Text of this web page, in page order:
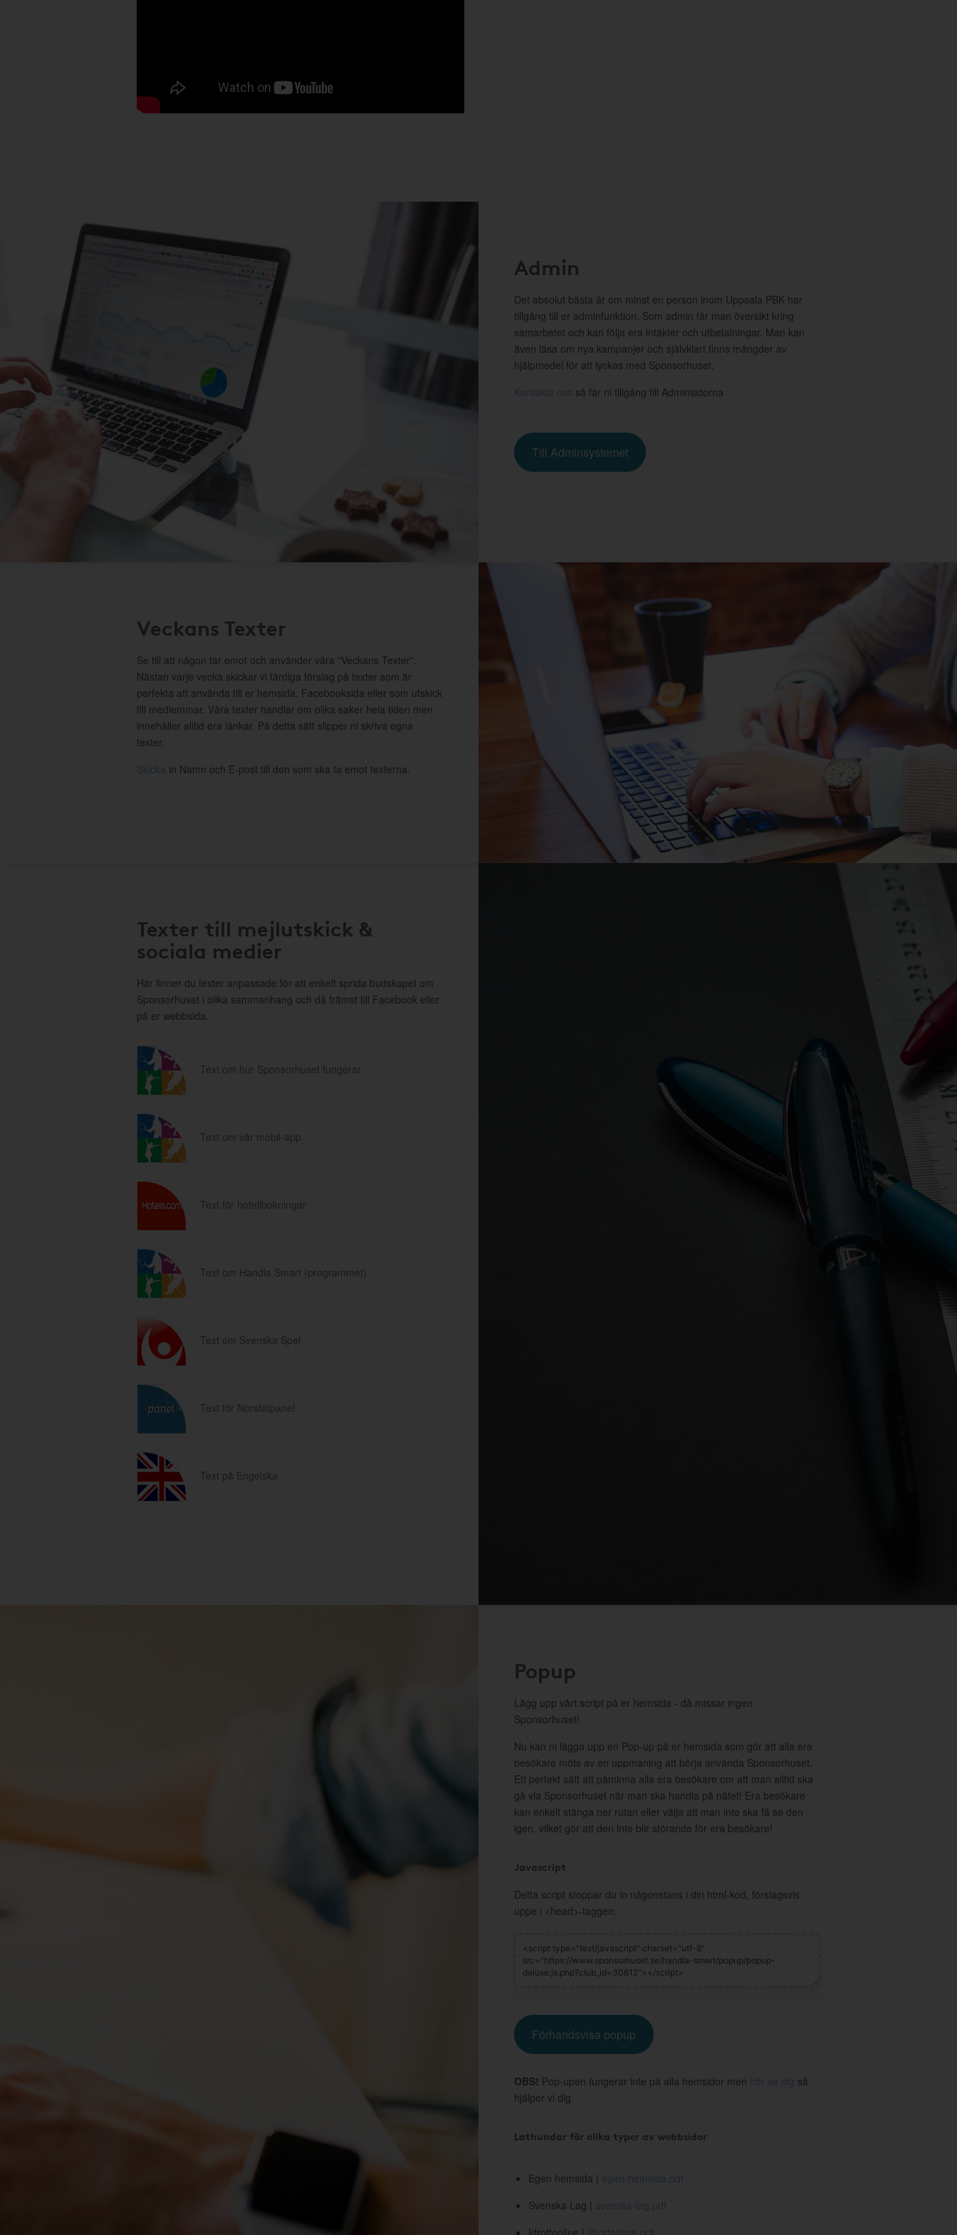
Admin
Det absolut bästa är om minst en person inom Uppsala PBK har
tillgång till er adminfunktion. Som admin får man översikt kring
samarbetet och kan följa era intäkter och utbetalningar. Man kan
även läsa om nya kampanjer och självklart finns mängder av
hjälpmedel för att lyckas med Sponsorhuset.
Kontakta oss så får ni tillgång till Adminsidorna
Till Adminsystemet
Veckans Texter
Se till att någon tar emot och använder våra ”Veckans Texter”.
Nästan varje vecka skickar vi färdiga förslag på texter som är
perfekta att använda till er hemsida, Facebooksida eller som utskick
till medlemmar. Våra texter handlar om olika saker hela tiden men
innehåller alltid era länkar. På detta sätt slipper ni skriva egna
texter.
Skicka in Namn och E-post till den som ska ta emot texterna.
Texter till mejlutskick &
sociala medier
Här finner du texter anpassade för att enkelt sprida budskapet om
Sponsorhuset i olika sammanhang och då främst till Facebook eller
på er webbsida.
Text om hur Sponsorhuset fungerar
Text om vår mobil-app
Text för hotellbokningar
Text om Handla Smart (programmet)
Text om Svenska Spel
Text för Norstatpanel
Text på Engelska
Popup
Lägg upp vårt script på er hemsida - då missar ingen
Sponsorhuset!
Nu kan ni lägga upp en Pop-up på er hemsida som gör att alla era
besökare möts av en uppmaning att börja använda Sponsorhuset.
Ett perfekt sätt att påminna alla era besökare om att man alltid ska
gå via Sponsorhuset när man ska handla på nätet! Era besökare
kan enkelt stänga ner rutan eller välja att man inte ska få se den
igen, vilket gör att den inte blir störande för era besökare!
Javascript
Detta script stoppar du in någonstans i din html-kod, förslagsvis
uppe i <head>-taggen.
Förhandsvisa popup
OBS! Pop-upen fungerar inte på alla hemsidor men hör av dig
så
hjälper vi dig
Lathundar för olika typer av webbsidor
Egen hemsida | egen-hemsida.pdf
Svenska Lag | svenska-lag.pdf
Idrottonline | idrottonline.pdf